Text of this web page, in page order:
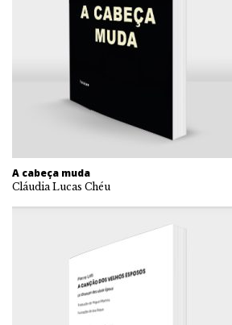
A cabeça muda
Cláudia Lucas Chéu